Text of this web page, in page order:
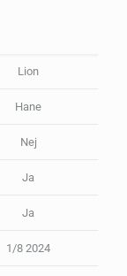
Lion
Hane
Nej
Ja
Ja
1/8 2024